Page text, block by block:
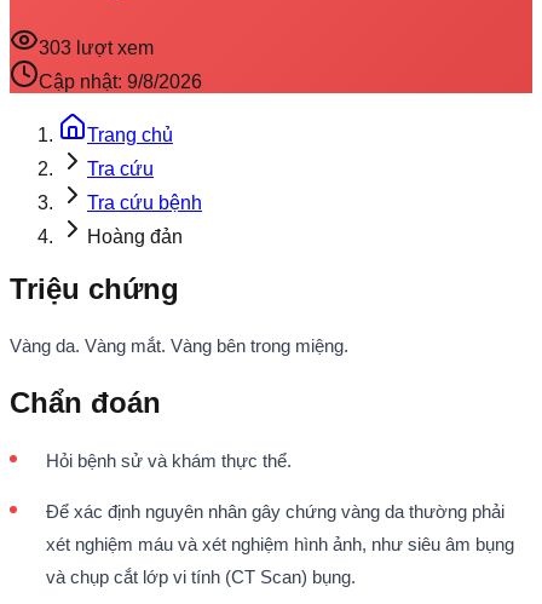
303 lượt xem
Cập nhật: 9/8/2026
Trang chủ
Tra cứu
Tra cứu bệnh
Hoàng đản
Triệu chứng
Vàng da. Vàng mắt. Vàng bên trong miệng.
Chẩn đoán
Hỏi bệnh sử và khám thực thể.
Để xác định nguyên nhân gây chứng vàng da thường phải
xét nghiệm máu và xét nghiệm hình ảnh, như siêu âm bụng
và chụp cắt lớp vi tính (CT Scan) bụng.